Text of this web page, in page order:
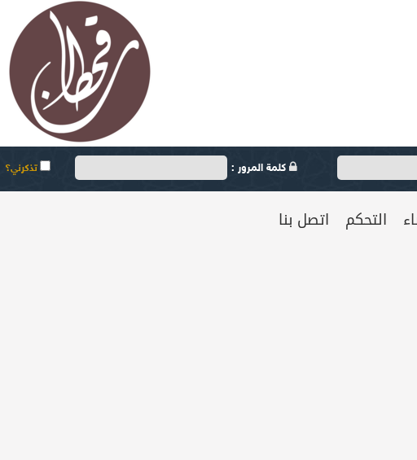
كلمة المرور : تذكرني؟
التحكم اتصل بنا